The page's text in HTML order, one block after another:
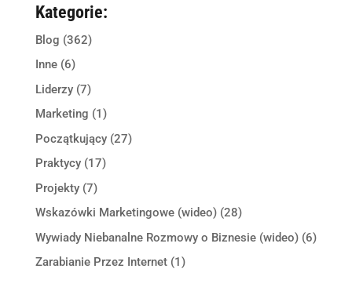
Kategorie:
Blog (362)
Inne(6)
Liderzy(7)
Marketing (1)
Początkujący(27)
Praktycy(17)
Projekty(7)
Wskazówki Marketingowe (wideo)(28)
Wywiady Niebanalne Rozmowy o Biznesie (wideo)(6)
Zarabianie Przez Internet(1)